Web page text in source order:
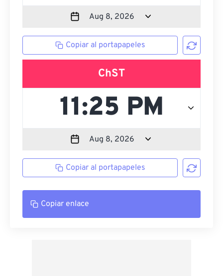
Copiar al portapapeles
ChST
Copiar al portapapeles
Copiar enlace